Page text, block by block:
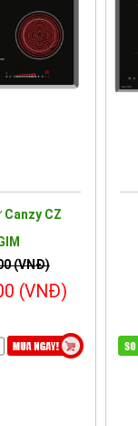
CZ
(VNĐ)
(VNĐ)